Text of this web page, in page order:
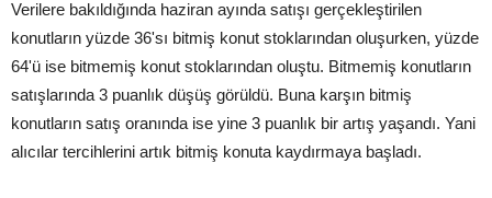
Verilere bakıldığında haziran ayında satışı gerçekleştirilen
konutların yüzde 36'sı bitmiş konut stoklarından oluşurken, yüzde
64'ü ise bitmemiş konut stoklarından oluştu. Bitmemiş konutların
satışlarında 3 puanlık düşüş görüldü. Buna karşın bitmiş
konutların satış oranında ise yine 3 puanlık bir artış yaşandı. Yani
alıcılar tercihlerini artık bitmiş konuta kaydırmaya başladı.